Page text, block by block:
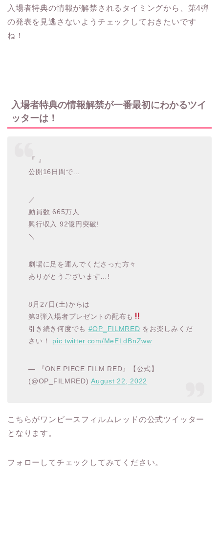
入場者特典の情報が解禁されるタイミングから、第4弾
の発表を見逃さないようチェックしておきたいです
ね！
入場者特典の情報解禁が一番最初にわかるツイ
ッターは！
『 』
公開16日間で…
／
動員数 665万人
興行収入 92億円突破!
＼
劇場に足を運んでくださった方々
ありがとうございます…!
8月27日(土)からは
第3弾入場者プレゼントの配布も
引き続き何度でも #OP_FILMRED をお楽しみくだ
さい！ pic.twitter.com/MeELdBnZww
— 『ONE PIECE FILM RED』【公式】
(@OP_FILMRED)August 22, 2022
こちらがワンピースフィルムレッドの公式ツイッター
となります。
フォローしてチェックしてみてください。